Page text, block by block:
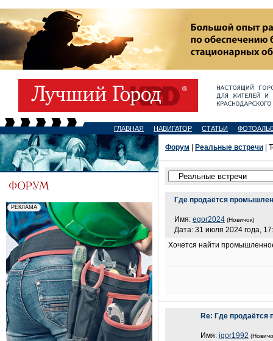
ГЛАВНАЯ НАВИГАТОР СТАТЬИ
Форум Реальные встречи |
Где продаётся
Имя: egor2024 (Новичок)
Дата: 31 июля 2024 года,
Хочется найти
Re: Где
Имя: igor1992